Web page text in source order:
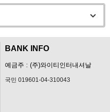
BANK INFO
예금주 : (주)와이티인터내셔날
국민 019601-04-310043